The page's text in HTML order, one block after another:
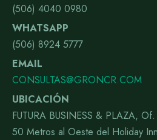
(506) 4040 0980
WHATSAPP
(506) 8924 5777
EMAIL
CONSULTAS@GRONCR.COM
UBICACIÓN
FUTURA BUSINESS & PLAZA,
50 Metros al Oeste del Holiday